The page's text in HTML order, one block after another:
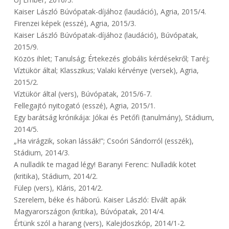
Kaiser László Búvópatak-díjához (laudáció), Agria, 2015/4.
Firenzei képek (esszé), Agria, 2015/3.
Kaiser László Búvópatak-díjához (laudáció), Búvópatak,
2015/9.
Közös ihlet; Tanulság; Értekezés globális kérdésekről; Taréj;
Víztükör által; Klasszikus; Valaki kérvénye (versek), Agria,
2015/2.
Víztükör által (vers), Búvópatak, 2015/6-7.
Fellegajtó nyitogató (esszé), Agria, 2015/1.
Egy barátság krónikája: Jókai és Petőfi (tanulmány), Stádium,
2014/5.
„Ha virágzik, sokan lássák!”; Csoóri Sándorról (esszék),
Stádium, 2014/3.
A nulladik te magad légy! Baranyi Ferenc: Nulladik kötet
(kritika), Stádium, 2014/2.
Fülep (vers), Kláris, 2014/2.
Szerelem, béke és háború. Kaiser László: Elvált apák
Magyarországon (kritika), Búvópatak, 2014/4.
Értünk szól a harang (vers), Kalejdoszkóp, 2014/1-2.